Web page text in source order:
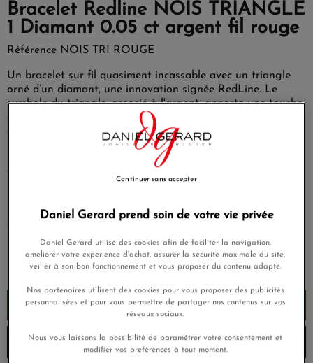
Bracelet Redline NOIS TRIANGLE
1 Diamant 0.05 ct argent fil rouge
Référence NOIS TRI ROUGE
Un bracelet sur fil quasiment incassable avec un triangle
orné d’un diamant, une innovation signée RedLine. Le
symbole du triangle, associé à l'argent, apporte une touche
de modernité à la collection Noïs pour femme. Le triangle
de Noïs représente l’unité, mais également, l’équilibre
parfait entre le cœur, la volonté et l’intelligence.
Personnalisez votre bijou en choisissant la couleur de fil qui
vous correspond. Votre bracelet est réalisé avec soin dans
300,00 €
Payez seulement 75 € aujourd'hui
Ajouter au panier
Envoi sous 4 à 5 semaines
Daniel Gerard prend soin de votre vie privée
Daniel Gerard utilise des cookies afin de faciliter la navigation,
améliorer votre expérience d'achat, assurer la sécurité maximale du site,
veiller à son bon fonctionnement et vous proposer du contenu adapté.
Nos partenaires utilisent des cookies pour vous proposer des publicités
personnalisées et pour vous permettre de partager nos contenus sur vos
réseaux sociaux.
Nous vous laissons la possibilité de paramétrer votre consentement et
modifier vos préférences à tout moment.
Continuer sans accepter